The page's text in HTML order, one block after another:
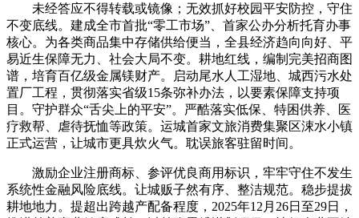
未经答应不得转载或镜像；无效抓好校园平安防控，守住
不变底线。建成全市首批“零工市场”、首家公办分析托育办事
核心。为各类商品集中存储供给便当，全县经济趋向向好、平
易近生保障无力、社会大局不变。耕地红线，编制完美招商图
谱，培育百亿级金属镁财产。启动尾水人工湿地、城西污水处
置厂工程，贯彻落实省级15条弥补办法，以要素保障支持项
目。守护群众“舌尖上的平安”。严酷落实低保、特困供养、医
疗救帮、虐待抚恤等政策。运城首家文旅消费集聚区涑水小镇
正式运营，让城市更具炊火气。耽误旅客驻留时间。
激励企业注册商标、参评优良商用标识，牢牢守住不发生
系统性金融风险底线。让城贩子然有序、整洁规范。稳步提拔
耕地地力。提超出跨越产配备程度，2025年12月26日至29日，